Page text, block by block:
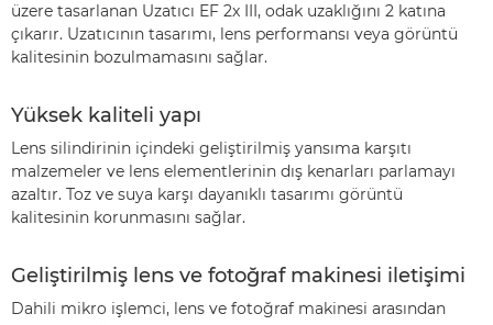
üzere tasarlanan Uzatıcı EF 2x III, odak uzaklığını 2 katına
çıkarır. Uzatıcının tasarımı, lens performansı veya görüntü
kalitesinin bozulmamasını sağlar.
Yüksek kaliteli yapı
Lens silindirinin içindeki geliştirilmiş yansıma karşıtı
malzemeler ve lens elementlerinin dış kenarları parlamayı
azaltır. Toz ve suya karşı dayanıklı tasarımı görüntü
kalitesinin korunmasını sağlar.
Geliştirilmiş lens ve fotoğraf makinesi iletişimi
Dahili mikro işlemci, lens ve fotoğraf makinesi arasından